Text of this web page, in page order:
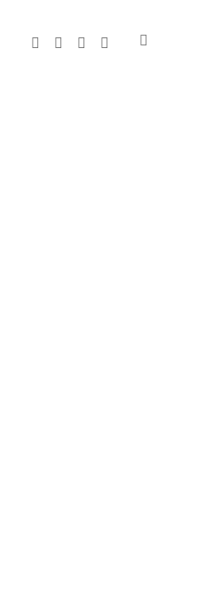
facebookinstagrambandcamp
spotify